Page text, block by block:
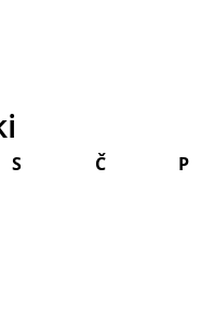
Ssreda Ččetrtek P